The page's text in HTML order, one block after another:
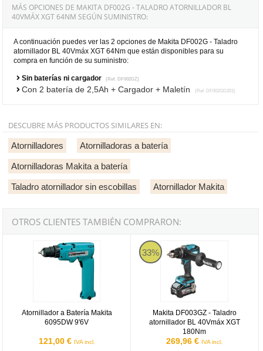
MÁS OPCIONES DE MAKITA DF002G - TALADRO ATORNILLADOR BL
40VMÁX XGT 64NM SEGÚN SUMINISTRO:
A continuación puedes ver las 2 opciones de Makita DF002G - Taladro
atornillador BL 40Vmáx XGT 64Nm que están disponibles para su
compra en función de su suministro:
Sin baterías ni cargador (Ref. DF002GZ)
Con 2 batería de 2,5Ah + Cargador + Maletín (Ref. DF002GD201)
DESCUBRE MÁS PRODUCTOS SIMILARES EN:
Atornilladores Atornilladoras a batería
Atornilladoras Makita a batería
Taladro atornillador sin escobillas Atornillador Makita
OTROS CLIENTES TAMBIÉN COMPRARON:
Atornillador a Batería Makita
6095DW 9'6V
121,00 € IVA incl.
Atornillador a Batería Makita 6095DW 9'6V
33%
Makita DF003GZ - Taladro
atornillador BL 40Vmáx XGT
180Nm
269,96 € IVA incl.
Makita DF003GZ